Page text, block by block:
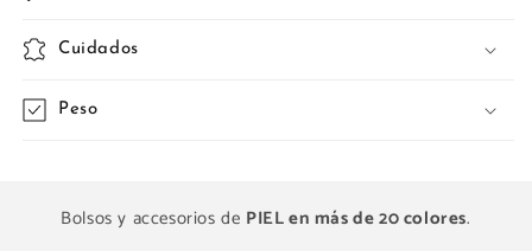
Cuidados
Peso
Bolsos y accesorios de PIEL en más de 20 colores.